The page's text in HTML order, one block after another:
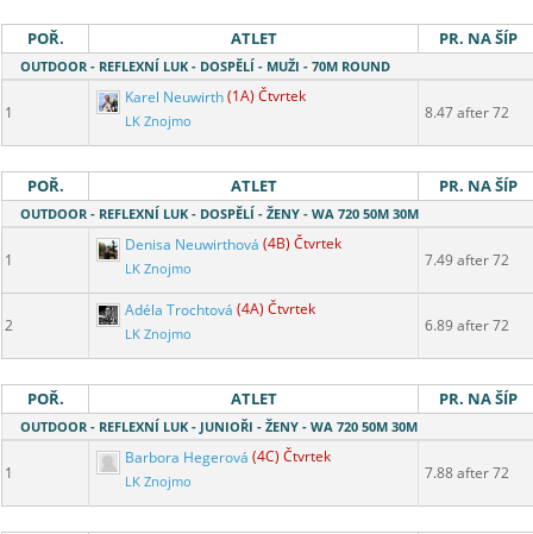
POŘ. ATLET PR. NA ŠÍP
OUTDOOR - REFLEXNÍ LUK - DOSPĚLÍ - MUŽI - 70M ROUND
1
Karel Neuwirth(1A) Čtvrtek
LK Znojmo 8.47 after 72
POŘ. ATLET PR. NA ŠÍP
OUTDOOR - REFLEXNÍ LUK - DOSPĚLÍ - ŽENY - WA 720 50M 30M
1
Denisa Neuwirthová (4B) Čtvrtek
LK Znojmo 7.49 after 72
2
Adéla Trochtová (4A) Čtvrtek
LK Znojmo 6.89 after 72
POŘ. ATLET PR. NA ŠÍP
OUTDOOR - REFLEXNÍ LUK - JUNIOŘI - ŽENY - WA 720 50M 30M
1
Barbora Hegerová (4C) Čtvrtek
LK Znojmo 7.88 after 72